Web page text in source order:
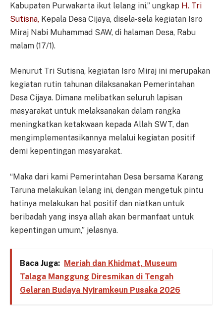
Kabupaten Purwakarta ikut lelang ini,” ungkap H. Tri
Sutisna, Kepala Desa Cijaya, disela-sela kegiatan Isro
Miraj Nabi Muhammad SAW, di halaman Desa, Rabu
malam (17/1).
Menurut Tri Sutisna, kegiatan Isro Miraj ini merupakan
kegiatan rutin tahunan dilaksanakan Pemerintahan
Desa Cijaya. Dimana melibatkan seluruh lapisan
masyarakat untuk melaksanakan dalam rangka
meningkatkan ketakwaan kepada Allah SWT, dan
mengimplementasikannya melalui kegiatan positif
demi kepentingan masyarakat.
“Maka dari kami Pemerintahan Desa bersama Karang
Taruna melakukan lelang ini, dengan mengetuk pintu
hatinya melakukan hal positif dan niatkan untuk
beribadah yang insya allah akan bermanfaat untuk
kepentingan umum,” jelasnya.
Baca Juga: Meriah dan Khidmat, Museum
Talaga Manggung Diresmikan di Tengah
Gelaran Budaya Nyiramkeun Pusaka 2026